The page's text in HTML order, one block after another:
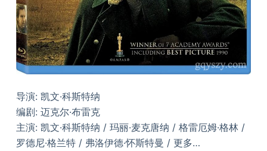
导演: 凯文·科斯特纳
编剧: 迈克尔·布雷克
主演: 凯文·科斯特纳 / 玛丽·麦克唐纳 / 格雷厄姆·格林 /
罗德尼·格兰特 / 弗洛伊德·怀斯特曼 / 更多…